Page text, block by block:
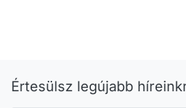
Értesülsz legújabb